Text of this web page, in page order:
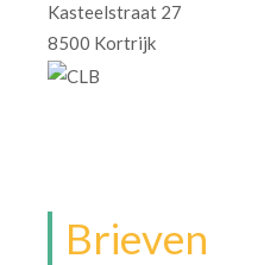
Kasteelstraat 27
8500 Kortrijk
Brieven